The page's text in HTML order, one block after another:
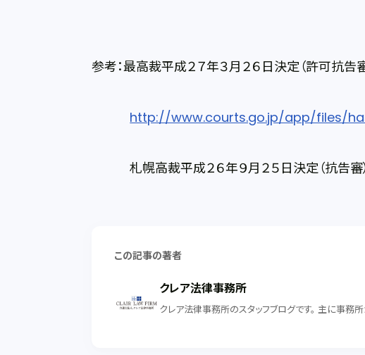
参考：最高裁平成２７年３月２６日決定（許可抗告審
http://www.courts.go.jp/app/files/
札幌高裁平成２６年９月２５日決定（抗告審
この記事の著者
クレア法律事務所
クレア法律事務所のスタッフブログです。 主に事務